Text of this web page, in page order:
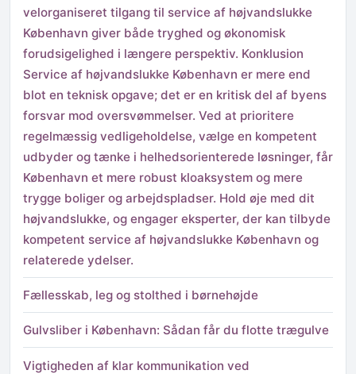
velorganiseret tilgang til service af højvandslukke
København giver både tryghed og økonomisk
forudsigelighed i længere perspektiv. Konklusion
Service af højvandslukke København er mere end
blot en teknisk opgave; det er en kritisk del af byens
forsvar mod oversvømmelser. Ved at prioritere
regelmæssig vedligeholdelse, vælge en kompetent
udbyder og tænke i helhedsorienterede løsninger, får
København et mere robust kloaksystem og mere
trygge boliger og arbejdspladser. Hold øje med dit
højvandslukke, og engager eksperter, der kan tilbyde
kompetent service af højvandslukke København og
relaterede ydelser.
Fællesskab, leg og stolthed i børnehøjde
Gulvsliber i København: Sådan får du flotte trægulve
Vigtigheden af klar kommunikation ved